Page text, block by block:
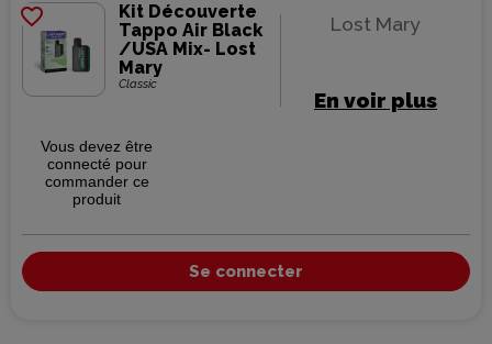
favorite_border
Kit Découverte
Tappo Air Black
/USA Mix- Lost
Mary
Classic
Lost Mary
En voir plus
Vous devez être
connecté pour
commander ce
produit
Se connecter